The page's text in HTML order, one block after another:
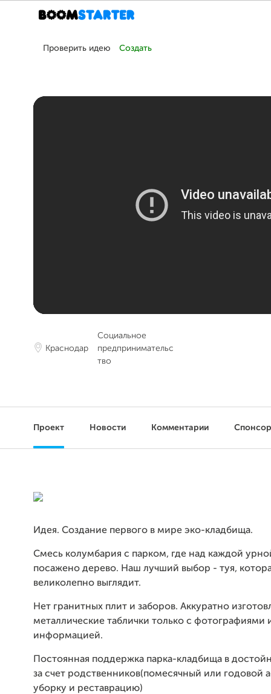
Проверить идею Создать
Краснодар
Социальное
предпринимательс
тво
Проект Новости Комментарии
Идея. Создание первого в мире эко-кладбища.
Смесь колумбария с парком, где над каждой
посажено дерево. Наш лучший выбор - туя,
великолепно выглядит.
Нет гранитных плит и заборов. Аккуратно
металлические таблички только с фотографиями
информацией.
Постоянная поддержка парка-кладбища в
за счет родственников(помесячный или годовой
уборку и реставрацию)